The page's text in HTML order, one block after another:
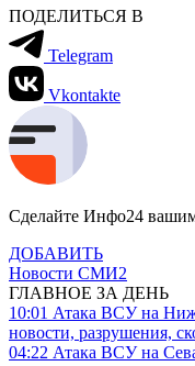
ПОДЕЛИТЬСЯ В
Telegram
Vkontakte
Сделайте Инфо24
ДОБАВИТЬ
Новости СМИ2
ГЛАВНОЕ ЗА ДЕНЬ
10:01 Атака ВСУ на
новости, разрушения,
04:22 Атака ВСУ на